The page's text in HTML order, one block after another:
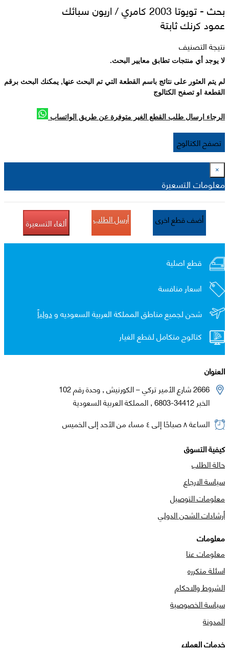
بحث - تويوتا 2003 كامري / اريون سبائك
عمود كرنك ثابتة
نتيجة التصنيف
لا يوجد أي منتجات تطابق معايير البحث.
لم يتم العثور على نتائج باسم القطعة التي تم البحث عنها, يمكنك البحث برقم
القطعة او تصفح الكتالوج
الرجاء ارسال طلب القطع الغير متوفرة عن طريق الواتساب
تصفح الكتالوج
×
معلومات التسعيرة
أضف قطع اخرى أرسل الطلب ألغاء التسعيرة
قطع اصلية
اسعار منافسة
شحن لجميع مناطق المملكة العربية السعوديه ودولياً
كتالوج متكامل لقطع الغيار
العنوان
2666 شارع الأمير تركي – الكورنيش , وحدة رقم 102
الخبر 34412-6803 , المملكة العربية السعودية
الساعة ٨ صباحًا إلى ٤ مساء من الأحد إلى الخميس
كيفية التسوق
حالة الطلب
سياسة الارجاع
معلومات التوصيل
أرشادات الشحن الدولي
معلومات
معلومات عنا
اسئلة متكرره
الشروط والاحكام
سياسة الخصوصية
المدونة
خدمات العملاء